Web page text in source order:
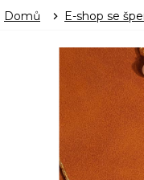
Domů E-shop se